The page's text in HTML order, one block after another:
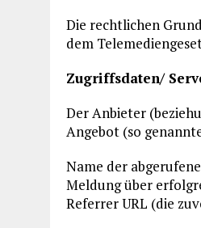
Die rechtlichen
dem
Zugriffsdaten/
Der Anbieter
Angebot (so
Name der
Meldung über
Referrer URL (die